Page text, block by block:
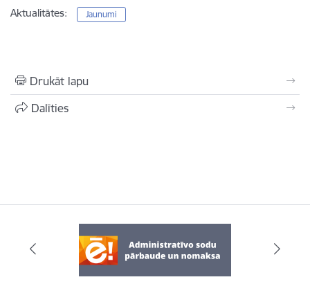
Aktualitātes: Jaunumi
Drukāt lapu
Dalīties